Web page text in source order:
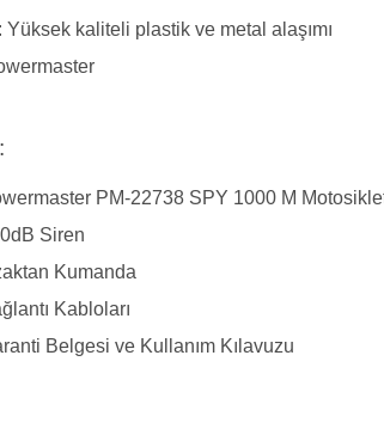
Yüksek kaliteli plastik ve metal alaşımı
PM-22738 SPY 1000 M
Siren
Kumanda
Kabloları
Belgesi ve Kullanım Kılavuzu